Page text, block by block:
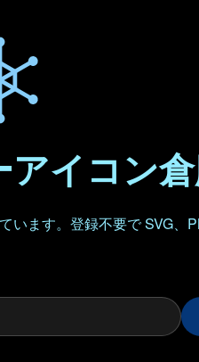
アイコン
ます。登録不要で SVG